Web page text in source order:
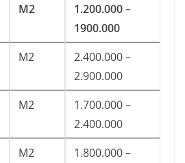
M2
1.200.000 –
1900.000
M2
2.400.000 –
2.900.000
M2
1.700.000 –
2.400.000
M2
1.800.000 –